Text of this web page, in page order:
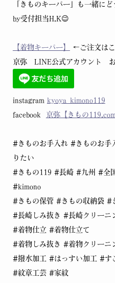
「きものキーパー」も一緒にど
by受付担当H.K😉
【着物キーパー】
←ご注文は
京弥 LINE公式アカウント お
instagram kyoya_kimono119
facebook 京弥【きもの119.com
#きものお手入れ #きものお手
りたい
#きもの119 #長崎 #九州 #全
#kimono
#きもの保管 #きもの収納袋 #
#長崎しみ抜き #長崎クリーニ
#着物仕立 #着物仕立て
#着物しみ抜き #着物クリーニ
#撥水加工 #はっすい加工 #す
#紋章工芸 #家紋